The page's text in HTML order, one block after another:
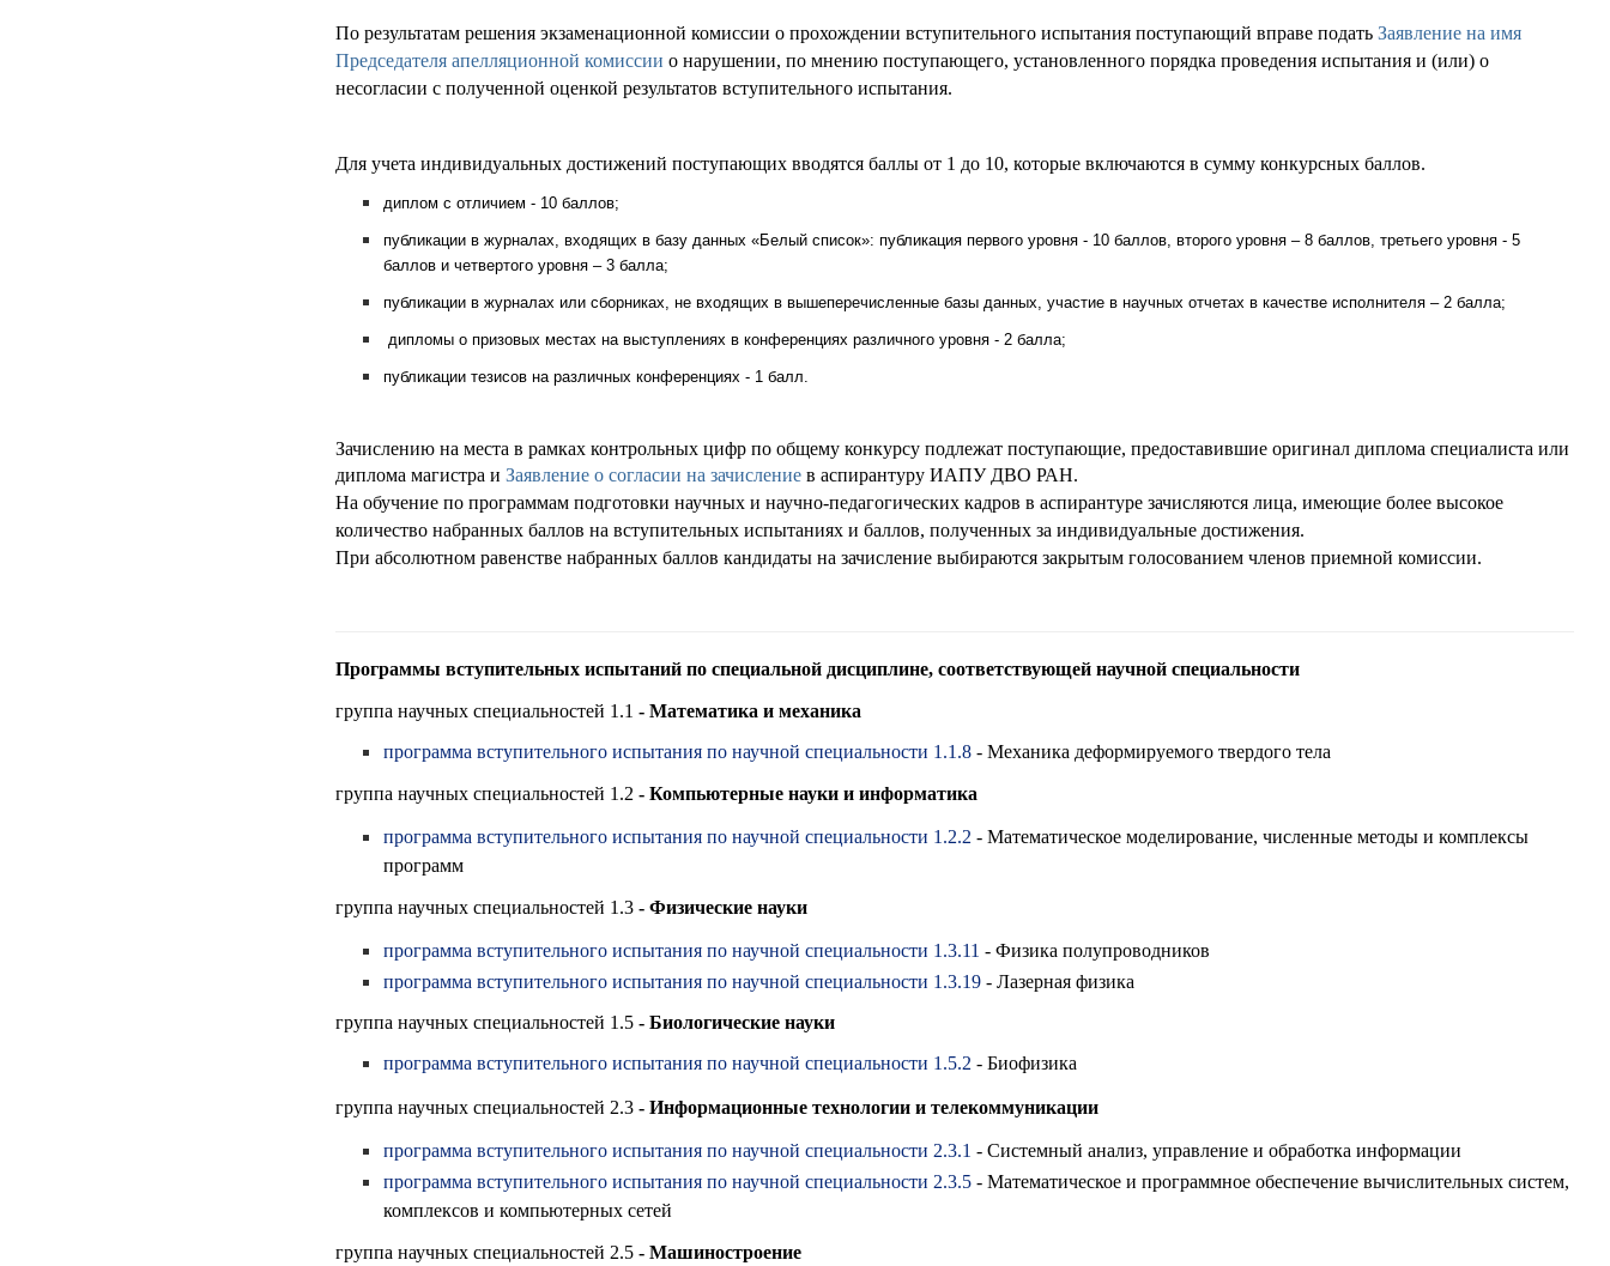
По результатам решения экзаменационной комиссии о прохождении вступительного испытания поступающий вправе подать Заявление на имя
Председателя апелляционной комиссии о нарушении, по мнению поступающего, установленного порядка проведения испытания и (или) о
несогласии с полученной оценкой результатов вступительного испытания.
Для учета индивидуальных достижений поступающих вводятся баллы от 1 до 10, которые включаются в сумму конкурсных баллов.
диплом с отличием - 10 баллов;
публикации в журналах, входящих в базу данных «Белый список»: публикация первого уровня - 10 баллов, второго уровня – 8 баллов, третьего уровня - 5
баллов и четвертого уровня – 3 балла;
публикации в журналах или сборниках, не входящих в вышеперечисленные базы данных, участие в научных отчетах в качестве исполнителя – 2 балла;
дипломы о призовых местах на выступлениях в конференциях различного уровня - 2 балла;
публикации тезисов на различных конференциях - 1 балл.
Зачислению на места в рамках контрольных цифр по общему конкурсу подлежат поступающие, предоставившие оригинал диплома специалиста или
диплома магистра и Заявление о согласии на зачисление в аспирантуру ИАПУ ДВО РАН.
На обучение по программам подготовки научных и научно-педагогических кадров в аспирантуре зачисляются лица, имеющие более высокое
количество набранных баллов на вступительных испытаниях и баллов, полученных за индивидуальные достижения.
При абсолютном равенстве набранных баллов кандидаты на зачисление выбираются закрытым голосованием членов приемной комиссии.
Программы вступительных испытаний по специальной дисциплине, соответствующей научной специальности
группа научных специальностей 1.1 - Математика и механика
программа вступительного испытания по научной специальности 1.1.8 - Механика деформируемого твердого тела
группа научных специальностей 1.2 - Компьютерные науки и информатика
программа вступительного испытания по научной специальности 1.2.2 - Математическое моделирование, численные методы и комплексы
программ
группа научных специальностей 1.3 - Физические науки
программа вступительного испытания по научной специальности 1.3.11 - Физика полупроводников
программа вступительного испытания по научной специальности 1.3.19 - Лазерная физика
группа научных специальностей 1.5 - Биологические науки
программа вступительного испытания по научной специальности 1.5.2 - Биофизика
группа научных специальностей 2.3 - Информационные технологии и телекоммуникации
программа вступительного испытания по научной специальности 2.3.1 - Системный анализ, управление и обработка информации
программа вступительного испытания по научной специальности 2.3.5 - Математическое и программное обеспечение вычислительных систем,
комплексов и компьютерных сетей
группа научных специальностей 2.5 - Машиностроение